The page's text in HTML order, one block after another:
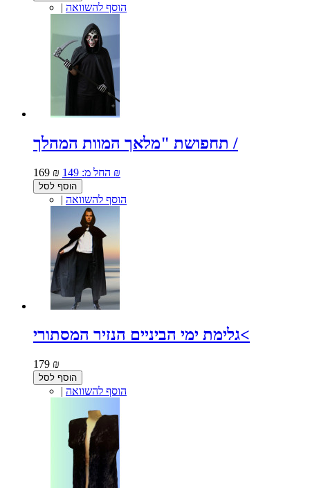
| הוסף להשוואה
תחפושת "מלאך המוות המהלך /
169 ₪ החל מ: 149 ₪
הוסף לסל
| הוסף להשוואה
גלימת ימי הביניים הנזיר המסתורי<
179 ₪
הוסף לסל
| הוסף להשוואה